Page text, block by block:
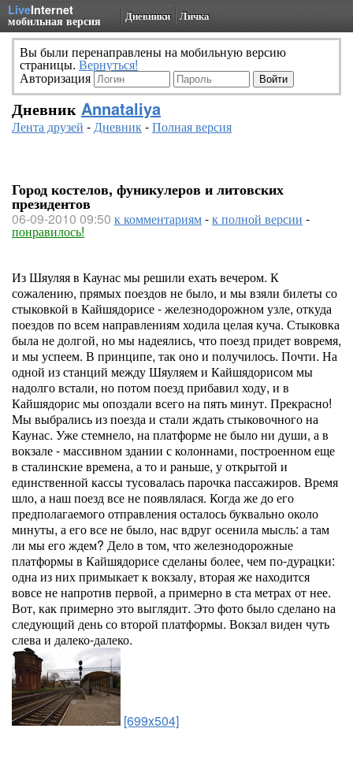
LiveInternet
мобильная версия Дневники Личка
Вы были перенаправлены на мобильную версию
страницы. Вернуться!
Авторизация
Дневник Annataliya
Лента друзей -Дневник-Полная версия
Город костелов, фуникулеров и литовских
президентов
06-09-2010 09:50 к комментариям-к полной версии -
понравилось!
Из Шяуляя в Каунас мы решили ехать вечером. К
сожалению, прямых поездов не было, и мы взяли билеты со
стыковкой в Кайшядорисе - железнодорожном узле, откуда
поездов по всем направлениям ходила целая куча. Стыковка
была не долгой, но мы надеялись, что поезд придет вовремя,
и мы успеем. В принципе, так оно и получилось. Почти. На
одной из станций между Шяуляем и Кайшядорисом мы
надолго встали, но потом поезд прибавил ходу, и в
Кайшядорис мы опоздали всего на пять минут. Прекрасно!
Мы выбрались из поезда и стали ждать стыковочного на
Каунас. Уже стемнело, на платформе не было ни души, а в
вокзале - массивном здании с колоннами, построенном еще
в сталинские времена, а то и раньше, у открытой и
единственной кассы тусовалась парочка пассажиров. Время
шло, а наш поезд все не появлялася. Когда же до его
предполагаемого отправления осталось буквально около
минуты, а его все не было, нас вдруг осенила мысль: а там
ли мы его ждем? Дело в том, что железнодорожные
платформы в Кайшядорисе сделаны более, чем по-дурацки:
одна из них примыкает к вокзалу, вторая же находится
вовсе не напротив первой, а примерно в ста метрах от нее.
Вот, как примерно это выглядит. Это фото было сделано на
следующий день со второй платформы. Вокзал виден чуть
слева и далеко-далеко.
[699x504]